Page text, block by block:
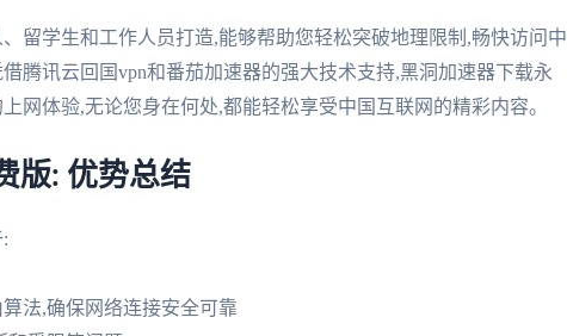
留学生和工作人员打造,能够帮助您轻松突破地理限制,畅快访问中
腾讯云回国vpn和番茄加速器的强大技术支持,黑洞加速器下载永
网体验,无论您身在何处,都能轻松享受中国互联网的精彩内容。
版: 优势总结
法,确保网络连接安全可靠